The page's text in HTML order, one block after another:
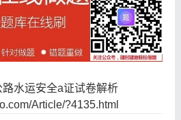
路水运安全a证试卷解析
Article/?4135.html